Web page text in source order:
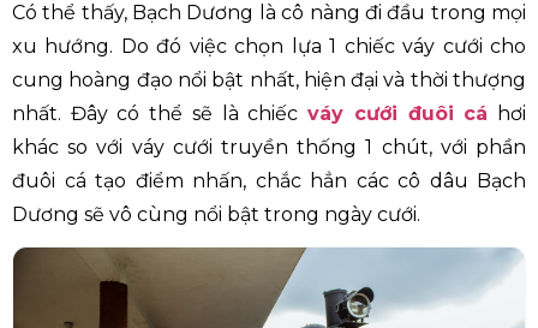
Có thể thấy, Bạch Dương là cô nàng đi đầu trong mọi
xu hướng. Do đó việc chọn lựa 1 chiếc váy cưới cho
cung hoàng đạo nổi bật nhất, hiện đại và thời thượng
nhất. Đây có thể sẽ là chiếcváy cưới đuôi cá hơi
khác so với váy cưới truyền thống 1 chút, với phần
đuôi cá tạo điểm nhấn, chắc hẳn các cô dâu Bạch
Dương sẽ vô cùng nổi bật trong ngày cưới.